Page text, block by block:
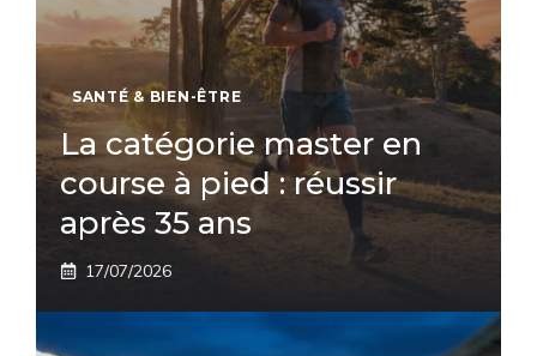
SANTÉ & BIEN-ÊTRE
La catégorie master en
course à pied : réussir
après 35 ans
17/07/2026